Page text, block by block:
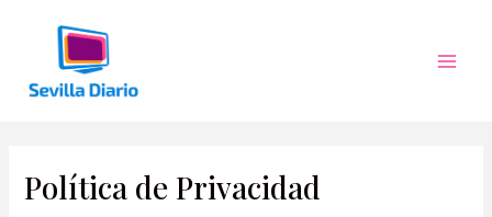
contenido
Política de Privacidad